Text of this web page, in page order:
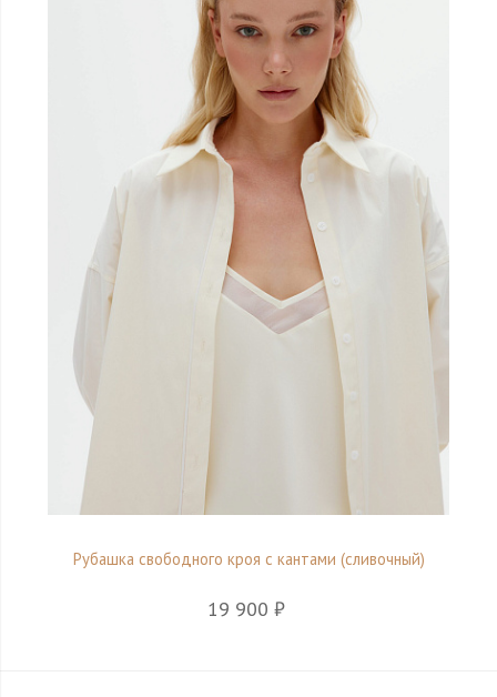
Рубашка свободного кроя с кантами (сливочный)
19 900 ₽